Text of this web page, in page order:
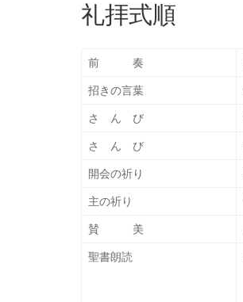
礼拝式順
前 奏
招きの言葉
さ ん び
さ ん び
開会の祈り
主の祈り
賛 美
聖書朗読